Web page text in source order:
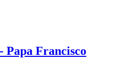
Papa Francisco